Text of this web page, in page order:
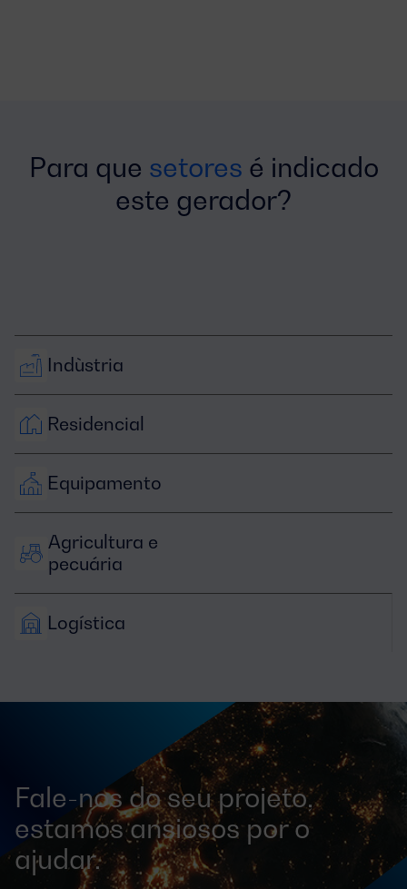
Para que setores é indicado
este gerador?
Indùstria
Residencial
Equipamento
Agricultura e
pecuária
Logística
Fale-nos do seu projeto,
estamos ansiosos por o
ajudar.